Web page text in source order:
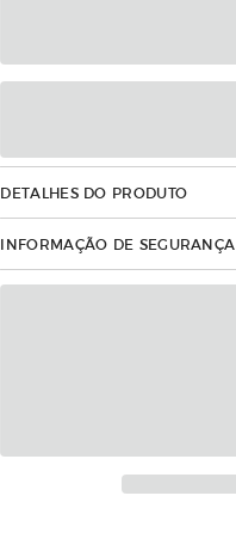
DETALHES DO PRODUTO
INFORMAÇÃO DE